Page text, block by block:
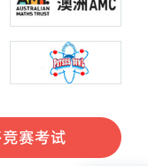
赛考试